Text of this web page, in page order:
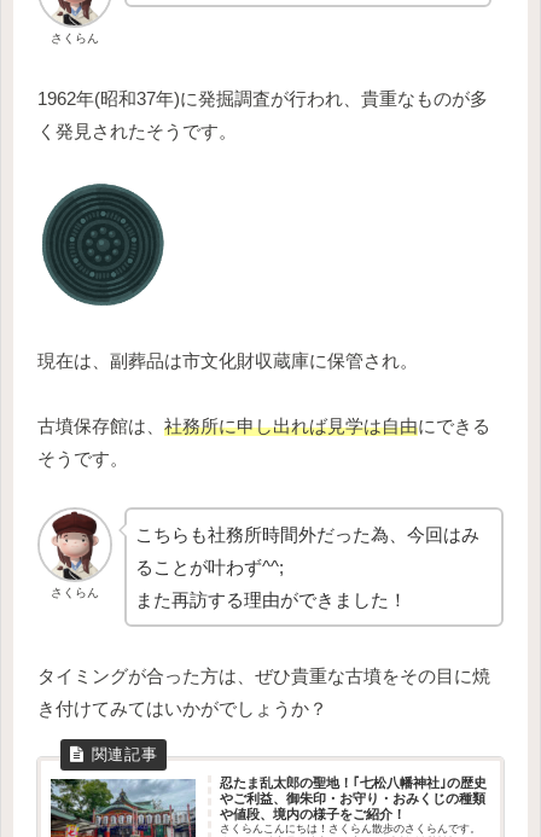
さくらん
1962年(昭和37年)に発掘調査が行われ、貴重なものが多
く発見されたそうです。
現在は、副葬品は市文化財収蔵庫に保管され。
古墳保存館は、 社務所に申し出れば見学は自由にできる
そうです。
さくらん
こちらも社務所時間外だった為、今回はみ
ることが叶わず^^;
また再訪する理由ができました！
タイミングが合った方は、ぜひ貴重な古墳をその目に焼
き付けてみてはいかがでしょうか？
忍たま乱太郎の聖地！｢七松八幡神社｣の歴史
やご利益、御朱印・お守り・おみくじの種類
や値段、境内の様子をご紹介！
さくらんこんにちは！さくらん散歩のさくらんです。